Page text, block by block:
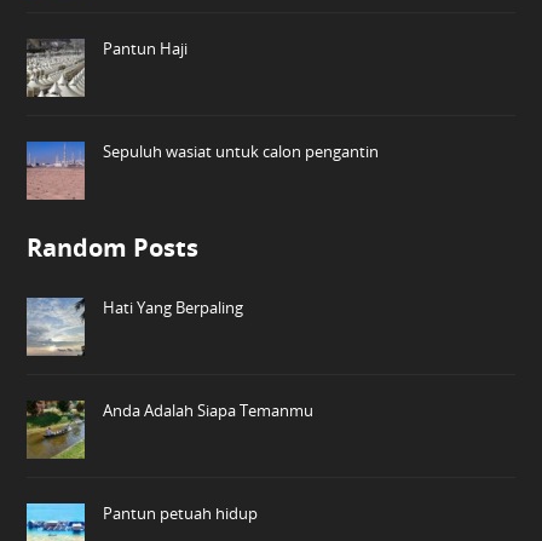
Pantun Haji
Sepuluh wasiat untuk calon pengantin
Random Posts
Hati Yang Berpaling
Anda Adalah Siapa Temanmu
Pantun petuah hidup